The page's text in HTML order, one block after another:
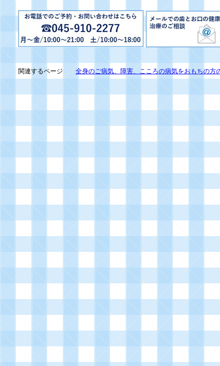
関連するページ 全身のご病気、障害、こころの病気をおもちの方